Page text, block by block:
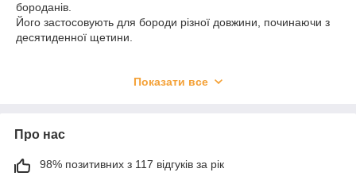
бороданів.
Його застосовують для бороди різної довжини, починаючи з
десятиденної щетини.
➖Стимулювання росту волосся;
➖Зняття свербіння і запалення шкіри;
➖Прідає волоссю здорового блиску;
➖Захист шкіри від негативних зовнішніх впливів;
Показати все
Про нас
98% позитивних з 117 відгуків за рік